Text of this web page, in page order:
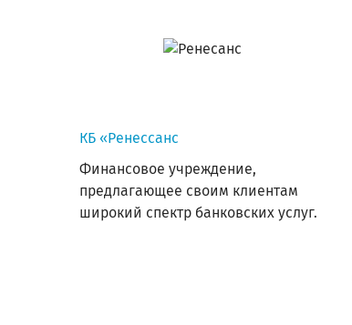
КБ «Ренессанс
Финансовое учреждение,
предлагающее своим клиентам
широкий спектр банковских услуг.